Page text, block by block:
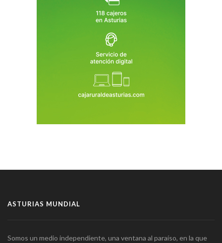
ASTURIAS MUNDIAL
Somos un medio independiente, una ventana al paraíso, en la que